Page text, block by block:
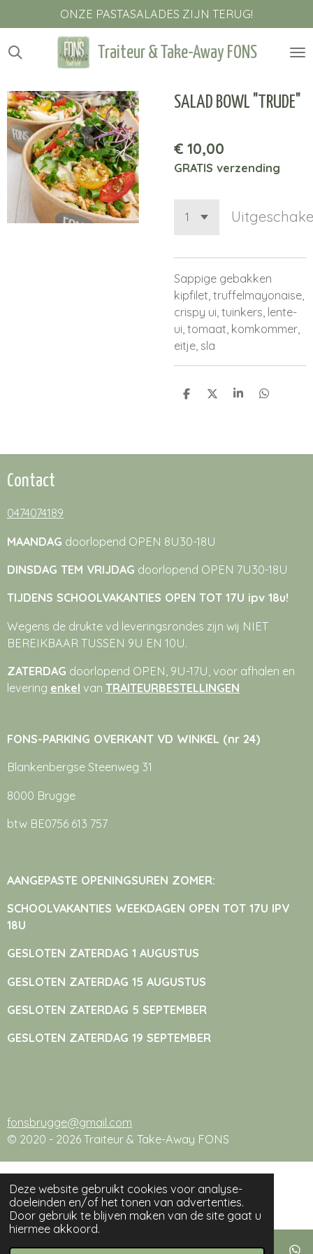
Deze website gebruikt cookies voor analyse-
doeleinden en/of het tonen van advertenties.
Door gebruik te blijven maken van de site gaat u
hiermee akkoord.
direct
naar
Traiteur & Take-Away FONS
ONZE PASTASALADES ZIJN TERUG!
SALAD BOWL "TRUDE"
€ 10,00
GRATIS verzending
Sappige gebakken
kipfilet, truffelmayonaise,
crispy ui, tuinkers, lente-
ui, tomaat, komkommer,
eitje, sla
D
D
S
D
Contact
0474074189
MAANDAG doorlopend OPEN 8U30-18U
DINSDAG TEM VRIJDAG doorlopend OPEN 7U30-18U
TIJDENS SCHOOLVAKANTIES OPEN TOT 17U ipv 18u!
Wegens de drukte vd leveringsrondes zijn wij NIET
BEREIKBAAR TUSSEN 9U EN 10U.
ZATERDAG doorlopend OPEN, 9U-17U, voor afhalen en
levering enkel van TRAITEURBESTELLINGEN
FONS-PARKING OVERKANT VD WINKEL (nr 24)
Blankenbergse Steenweg 31
8000 Brugge
btw BE0756 613 757
AANGEPASTE OPENINGSUREN ZOMER:
SCHOOLVAKANTIES WEEKDAGEN OPEN TOT 17U IPV
18U
GESLOTEN ZATERDAG 1 AUGUSTUS
GESLOTEN ZATERDAG 15 AUGUSTUS
GESLOTEN ZATERDAG 5 SEPTEMBER
GESLOTEN ZATERDAG 19 SEPTEMBER
fonsbrugge@gmail.com
© 2020 - 2026 Traiteur & Take-Away FONS